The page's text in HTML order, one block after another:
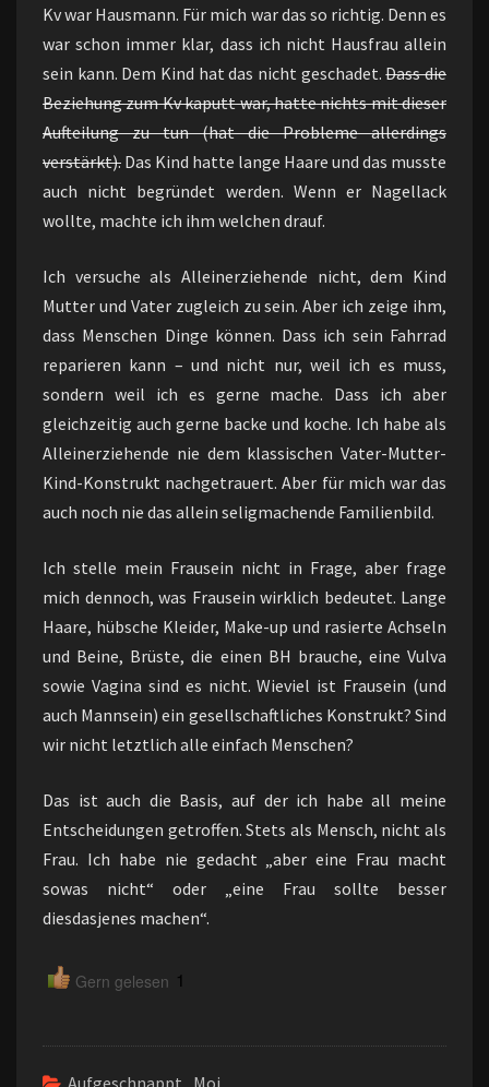
Kv war Hausmann. Für mich war das so richtig. Denn es
war schon immer klar, dass ich nicht Hausfrau allein
sein kann. Dem Kind hat das nicht geschadet.Dass die
Beziehung zum Kv kaputt war, hatte nichts mit dieser
Aufteilung zu tun (hat die Probleme allerdings
verstärkt). Das Kind hatte lange Haare und das musste
auch nicht begründet werden. Wenn er Nagellack
wollte, machte ich ihm welchen drauf.
Ich versuche als Alleinerziehende nicht, dem Kind
Mutter und Vater zugleich zu sein. Aber ich zeige ihm,
dass Menschen Dinge können. Dass ich sein Fahrrad
reparieren kann – und nicht nur, weil ich es muss,
sondern weil ich es gerne mache. Dass ich aber
gleichzeitig auch gerne backe und koche. Ich habe als
Alleinerziehende nie dem klassischen Vater-Mutter-
Kind-Konstrukt nachgetrauert. Aber für mich war das
auch noch nie das allein seligmachende Familienbild.
Ich stelle mein Frausein nicht in Frage, aber frage
mich dennoch, was Frausein wirklich bedeutet. Lange
Haare, hübsche Kleider, Make-up und rasierte Achseln
und Beine, Brüste, die einen BH brauche, eine Vulva
sowie Vagina sind es nicht. Wieviel ist Frausein (und
auch Mannsein) ein gesellschaftliches Konstrukt? Sind
wir nicht letztlich alle einfach Menschen?
Das ist auch die Basis, auf der ich habe all meine
Entscheidungen getroffen. Stets als Mensch, nicht als
Frau. Ich habe nie gedacht „aber eine Frau macht
sowas nicht“ oder „eine Frau sollte besser
diesdasjenes machen“.
Gern gelesen 1
Aufgeschnappt Moi